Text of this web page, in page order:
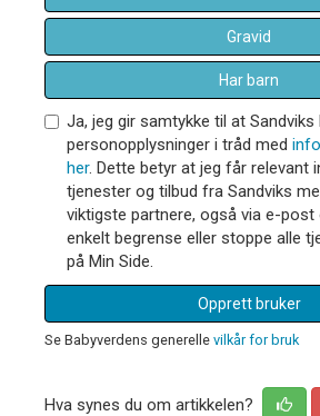
Gravid
Har barn
Ja, jeg gir samtykke til at Sandviks
personopplysninger i tråd med
her. Dette betyr at jeg får relevant
tjenester og tilbud fra Sandviks
viktigste partnere, også via e-post
enkelt begrense eller stoppe alle
på Min Side.
Opprett bruker
Se Babyverdens generelle vilkår for bruk
Hva synes du om artikkelen?